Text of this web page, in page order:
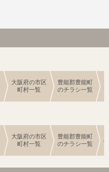
大阪府の市区
町村一覧
豊能郡豊能町
のチラシ一覧
大阪府の市区
町村一覧
豊能郡豊能町
のチラシ一覧